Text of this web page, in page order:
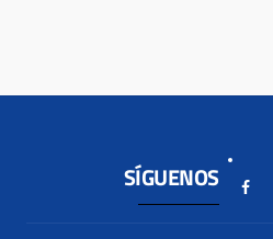
SÍGUENOS